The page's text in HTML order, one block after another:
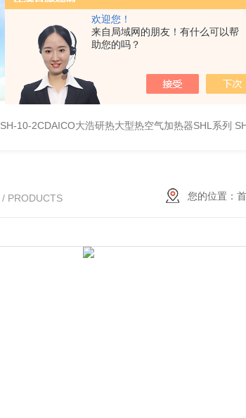
欢迎您！
来自局域网的朋友！有什么可以帮
助您的吗？
SH-10-2CDAICO大浩研热大型热空气加热器SHL系列 SH-3 SH-
/ PRODUCTS 您的位置：